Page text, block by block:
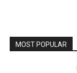
MOST POPULAR